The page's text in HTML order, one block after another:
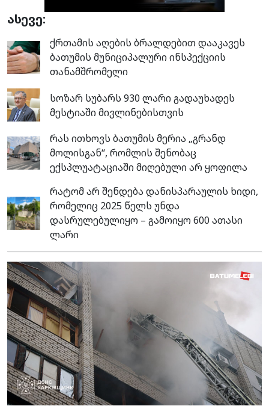
ასევე:
ქრთამის აღების ბრალდებით დააკავეს
ბათუმის მუნიციპალური ინსპექციის
თანამშრომელი
სოზარ სუბარს 930 ლარი გადაუხადეს
მესტიაში მივლინებისთვის
რას ითხოვს ბათუმის მერია „გრანდ
მოლისგან“, რომლის შენობაც
ექსპლუატაციაში მიღებული არ ყოფილა
რატომ არ შენდება დანისპარაულის ხიდი,
რომელიც 2025 წელს უნდა
დასრულებულიყო – გამოიყო 600 ათასი
ლარი